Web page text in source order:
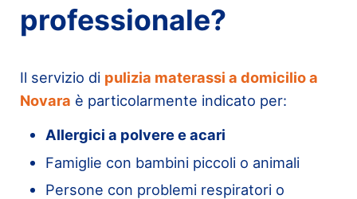
professionale?
Il servizio di pulizia materassi a domicilio a
Novara è particolarmente indicato per:
Allergici a polvere e acari
Famiglie con bambini piccoli o animali
Persone con problemi respiratori o